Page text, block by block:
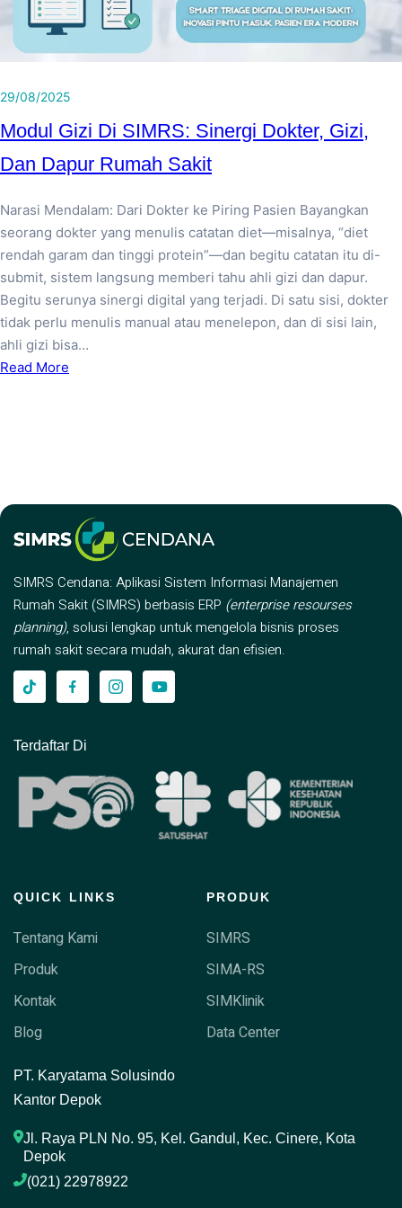
29/08/2025
Modul Gizi Di SIMRS: Sinergi Dokter, Gizi,
Dan Dapur Rumah Sakit
Narasi Mendalam: Dari Dokter ke Piring Pasien Bayangkan
seorang dokter yang menulis catatan diet—misalnya, “diet
rendah garam dan tinggi protein”—dan begitu catatan itu di-
submit, sistem langsung memberi tahu ahli gizi dan dapur.
Begitu serunya sinergi digital yang terjadi. Di satu sisi, dokter
tidak perlu menulis manual atau menelepon, dan di sisi lain,
ahli gizi bisa…
Read More
SIMRS Cendana: Aplikasi Sistem Informasi Manajemen
Rumah Sakit (SIMRS) berbasis ERP (enterprise resourses
planning), solusi lengkap untuk mengelola bisnis proses
rumah sakit secara mudah, akurat dan efisien.
Terdaftar Di
QUICK LINKS
Tentang Kami
Produk
Kontak
Blog
PRODUK
SIMRS
SIMA-RS
SIMKlinik
Data Center
PT. Karyatama Solusindo
Kantor Depok
Jl. Raya PLN No. 95, Kel. Gandul, Kec. Cinere, Kota
Depok
(021) 22978922